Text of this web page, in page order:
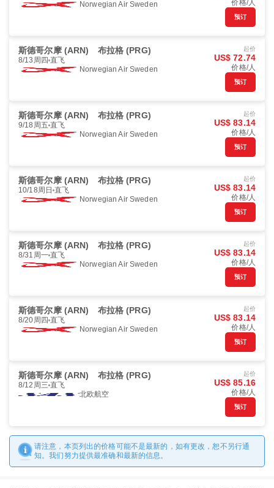
Norwegian Air Sweden
价格/人
预订
斯德哥尔摩 (ARN) 布拉格 (PRG)
8/13周四 直飞
Norwegian Air Sweden
起价
US$ 72.74
价格/人
预订
斯德哥尔摩 (ARN) 布拉格 (PRG)
9/18周五 直飞
Norwegian Air Sweden
起价
US$ 83.14
价格/人
预订
斯德哥尔摩 (ARN) 布拉格 (PRG)
10/18周日 直飞
Norwegian Air Sweden
起价
US$ 83.14
价格/人
预订
斯德哥尔摩 (ARN) 布拉格 (PRG)
8/31周一 直飞
Norwegian Air Sweden
起价
US$ 83.14
价格/人
预订
斯德哥尔摩 (ARN) 布拉格 (PRG)
8/20周四 直飞
Norwegian Air Sweden
起价
US$ 83.14
价格/人
预订
斯德哥尔摩 (ARN) 布拉格 (PRG)
8/12周三 直飞
北欧航空
起价
US$ 85.16
价格/人
预订
请注意，本页列出的价格可能不是最新的，如有更改，恕不另行通
知。我们努力提供最准确和最新的信息。